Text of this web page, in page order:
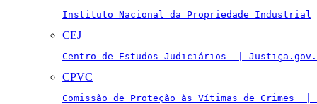
Instituto Nacional da Propriedade Industrial
CEJ
Centro de Estudos Judiciários  |
CPVC
Comissão de Proteção às Vítimas de Crimes